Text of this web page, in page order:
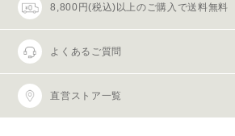
8,800円(税込)以上のご購入で送料無料
よくあるご質問
直営ストア一覧